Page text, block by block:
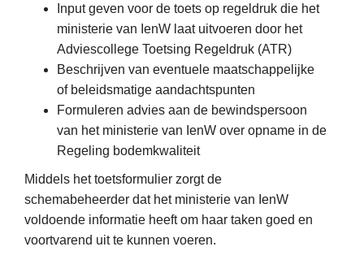
Input geven voor de toets op regeldruk die het
ministerie van IenW laat uitvoeren door het
Adviescollege Toetsing Regeldruk (ATR)
Beschrijven van eventuele maatschappelijke
of beleidsmatige aandachtspunten
Formuleren advies aan de bewindspersoon
van het ministerie van IenW over opname in de
Regeling bodemkwaliteit
Middels het toetsformulier zorgt de
schemabeheerder dat het ministerie van IenW
voldoende informatie heeft om haar taken goed en
voortvarend uit te kunnen voeren.